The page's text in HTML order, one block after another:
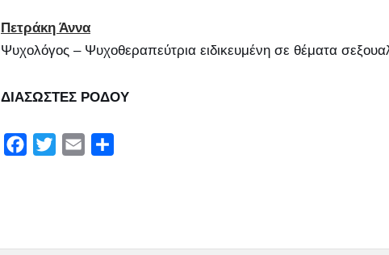
Πετράκη Άννα
Ψυχολόγος – Ψυχοθεραπεύτρια ειδικευμένη σε θέματα
ΔΙΑΣΩΣΤΕΣ ΡΟΔΟΥ